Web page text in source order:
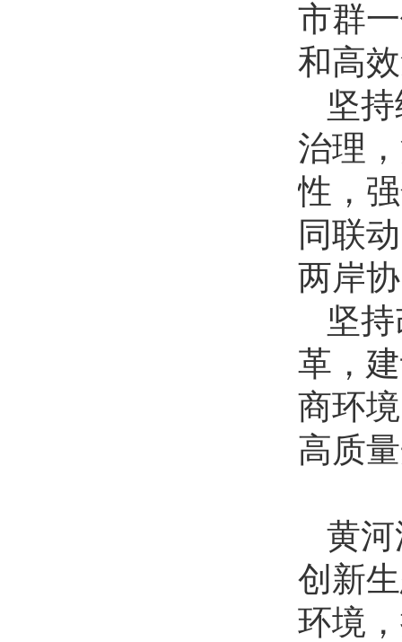
市群
和高
坚
治理
性，
同联
两岸
坚
革，
商环
高质
黄
创新
环境